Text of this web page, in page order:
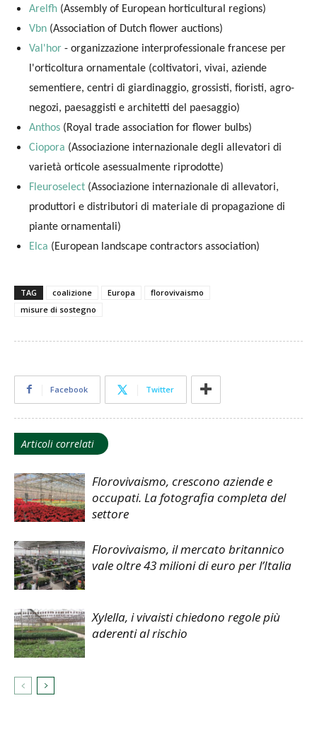
Arelfh (Assembly of European horticultural regions)
Vbn (Association of Dutch flower auctions)
Val'hor - organizzazione interprofessionale francese per
l'orticoltura ornamentale (coltivatori, vivai, aziende
sementiere, centri di giardinaggio, grossisti, fioristi, agro-
negozi, paesaggisti e architetti del paesaggio)
Anthos (Royal trade association for flower bulbs)
Ciopora (Associazione internazionale degli allevatori di
varietà orticole asessualmente riprodotte)
Fleuroselect (Associazione internazionale di allevatori,
produttori e distributori di materiale di propagazione di
piante ornamentali)
Elca (European landscape contractors association)
TAG coalizione Europa
florovivaismo
misure di sostegno
Facebook Twitter
Articoli correlati
Florovivaismo, crescono aziende e
occupati. La fotografia completa del
settore
Florovivaismo, il mercato britannico
vale oltre 43 milioni di euro per l’Italia
Xylella, i vivaisti chiedono regole più
aderenti al rischio